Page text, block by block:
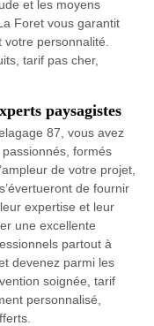
et les moyens
Foret vous garantit
personnalité.
tarif pas cher,
paysagistes
87, vous avez
passionnés, formés
de votre projet,
de fournir
expertise et leur
une excellente
partout à
devenez parmi les
soignée, tarif
personnalisé,